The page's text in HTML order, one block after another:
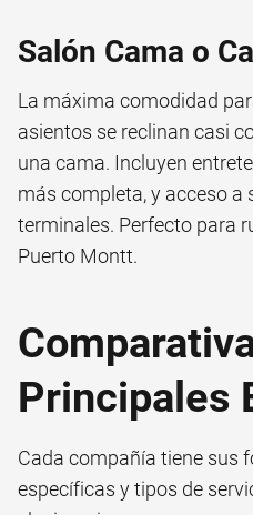
Salón Cama o
La máxima comodidad
asientos se reclinan casi
una cama. Incluyen
más completa, y acceso a
terminales. Perfecto para
Puerto Montt.
Principales
Cada compañía tiene sus
específicas y tipos de